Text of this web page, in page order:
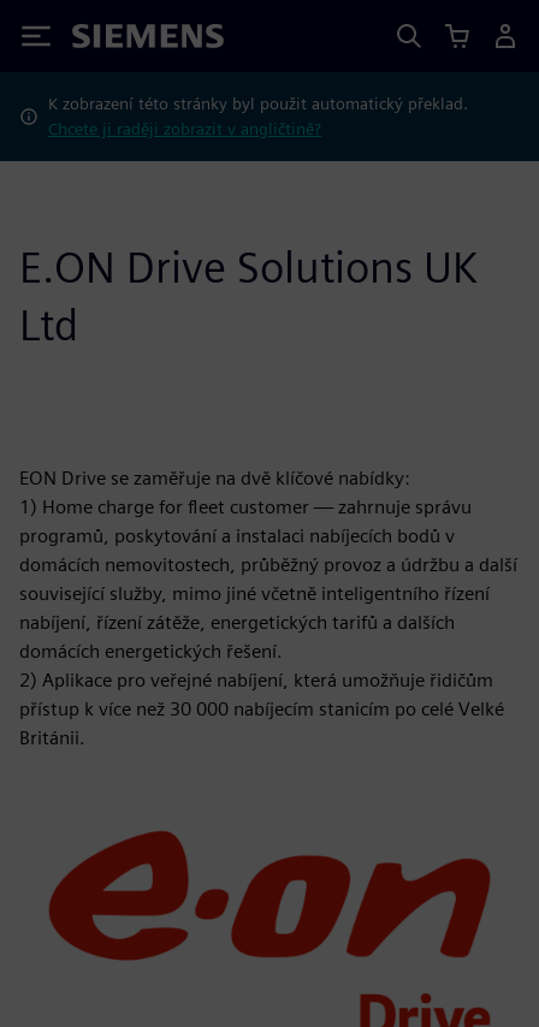
Siemens
K zobrazení této stránky byl použit automatický překlad.
Chcete ji raději zobrazit v angličtině?
E.ON Drive Solutions UK
Ltd
EON Drive se zaměřuje na dvě klíčové nabídky:
1) Home charge for fleet customer — zahrnuje správu
programů, poskytování a instalaci nabíjecích bodů v
domácích nemovitostech, průběžný provoz a údržbu a další
související služby, mimo jiné včetně inteligentního řízení
nabíjení, řízení zátěže, energetických tarifů a dalších
domácích energetických řešení.
2) Aplikace pro veřejné nabíjení, která umožňuje řidičům
přístup k více než 30 000 nabíjecím stanicím po celé Velké
Británii.